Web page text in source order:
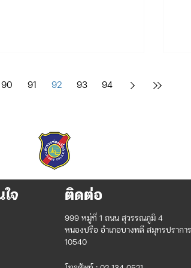
90 91 92 93 94
จ ติดต่อ
999 หมู่ที่ 1 ถนน สุวรรณภูมิ 4
หนองปรือ อำเภอบางพลี สมุทรปราการ
10540